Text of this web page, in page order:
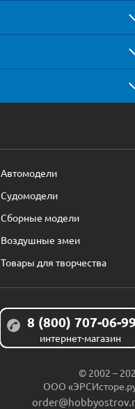
Автомодели
Судомодели
Сборные модели
Воздушные змеи
Товары для творчества
8 (800) 707-06-
интернет-магазин
© 2002 –
ООО